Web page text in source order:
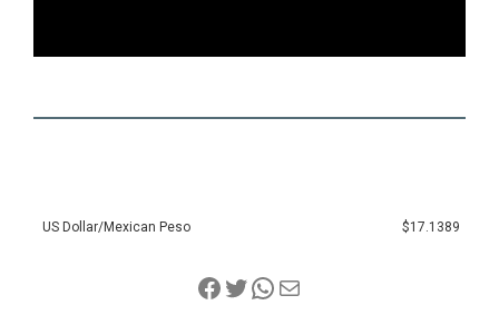
US Dollar/Mexican Peso $17.1389